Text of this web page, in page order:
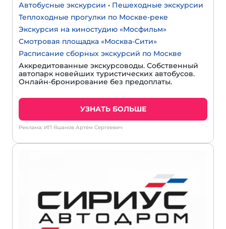
Автобусные экскурсии • Пешеходные экскурсии
Теплоходные прогулки по Москве-реке
Экскурсия на киностудию «Мосфильм»
Смотровая площадка «Москва-Сити»
Расписание сборных экскурсий по Москве
Аккредитованные экскурсоводы. Собственный
автопарк новейших туристических автобусов.
Онлайн-бронирование без предоплаты.
УЗНАТЬ БОЛЬШЕ
Реклама: ИП Яшанов Артём Сергеевич